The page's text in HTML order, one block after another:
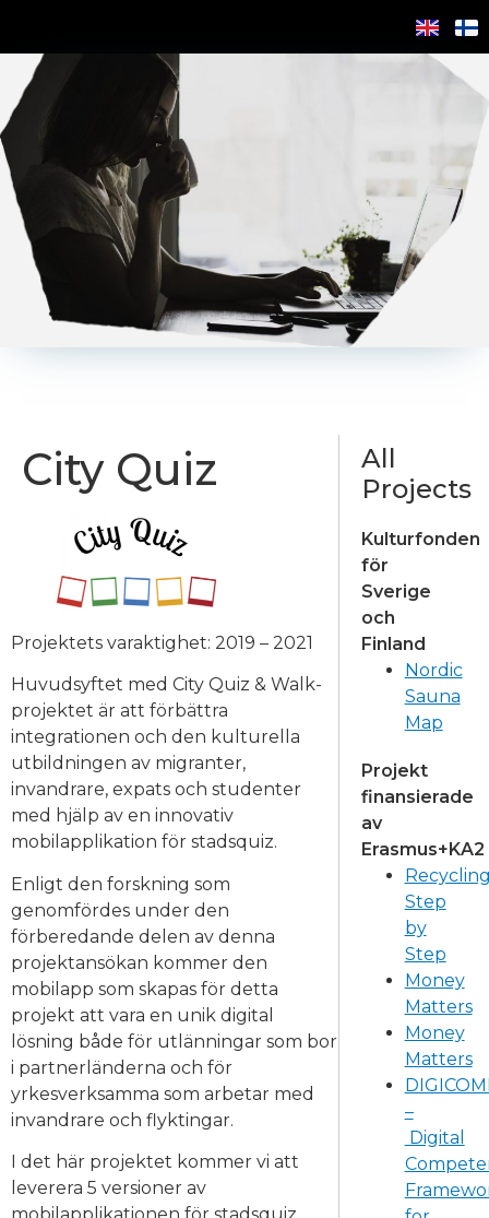
City Quiz
Projektets varaktighet: 2019 – 2021
Huvudsyftet med City Quiz & Walk-
projektet är att förbättra
integrationen och den kulturella
utbildningen av migranter,
invandrare, expats och studenter
med hjälp av en innovativ
mobilapplikation för stadsquiz.
Enligt den forskning som
genomfördes under den
förberedande delen av denna
projektansökan kommer den
mobilapp som skapas för detta
projekt att vara en unik digital
lösning både för utlänningar som bor
i partnerländerna och för
yrkesverksamma som arbetar med
invandrare och flyktingar.
I det här projektet kommer vi att
leverera 5 versioner av
All
Projects
Kulturfonden
för
Sverige
och
Finland
Nordic
Sauna
Map
Projekt
finansierade
av
Erasmus+KA2
Step
by
Step
Money
Matters
Money
Matters
–
Digital